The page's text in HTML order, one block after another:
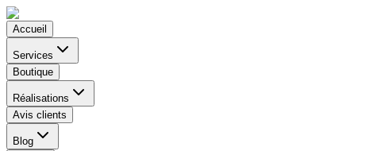
Accueil
Services
Boutique
Réalisations
Avis clients
Blog